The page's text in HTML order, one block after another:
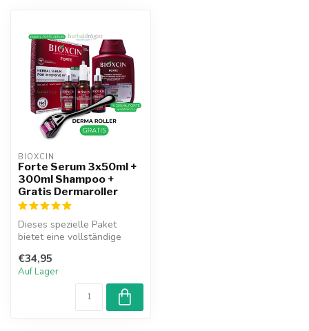
BIOXCIN
Forte Serum 3x50ml +
300ml Shampoo +
Gratis Dermaroller
Dieses spezielle Paket
bietet eine vollständige
Haarausfall...
€34,95
Auf Lager